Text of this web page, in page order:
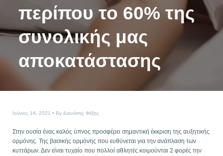
περίπου το 60% της
συνολικής μας
αποκατάστασης
Ιούνιος 14, 2021 By Διονύσης Φέξης
Στην ουσία ένας καλός ύπνος προσφέρει σημαντική έκκριση της αυξητικής
ορμόνης. Της βασικής ορμόνης που ευθύνεται για την ανάπλαση των
κυττάρων. Δεν είναι τυχαίο που πολλοί αθλητές κοιμούνται 2 φορές την